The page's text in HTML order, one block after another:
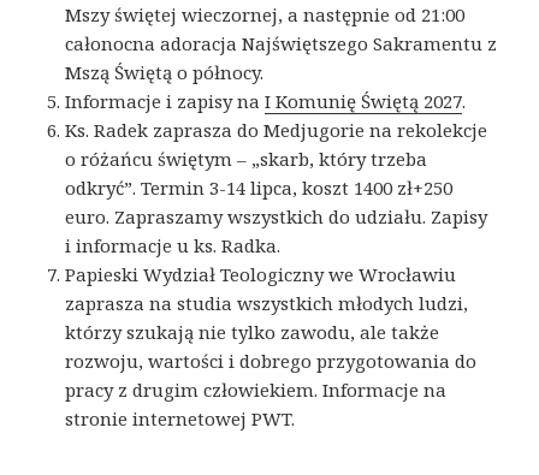
Mszy świętej wieczornej, a następnie od 21:00
całonocna adoracja Najświętszego Sakramentu z
Mszą Świętą o północy.
Informacje i zapisy naI Komunię Świętą 2027.
Ks. Radek zaprasza do Medjugorie na rekolekcje
o różańcu świętym – „skarb, który trzeba
odkryć”. Termin 3-14 lipca, koszt 1400 zł+250
euro. Zapraszamy wszystkich do udziału. Zapisy
i informacje u ks. Radka.
Papieski Wydział Teologiczny we Wrocławiu
zaprasza na studia wszystkich młodych ludzi,
którzy szukają nie tylko zawodu, ale także
rozwoju, wartości i dobrego przygotowania do
pracy z drugim człowiekiem. Informacje na
stronie internetowej PWT.